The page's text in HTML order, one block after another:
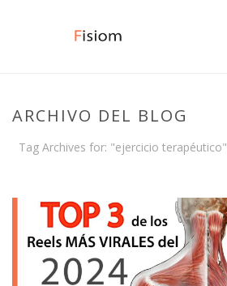
ARCHIVO DEL BLOG
Tag Archives for: "ejercicio terapéutico"